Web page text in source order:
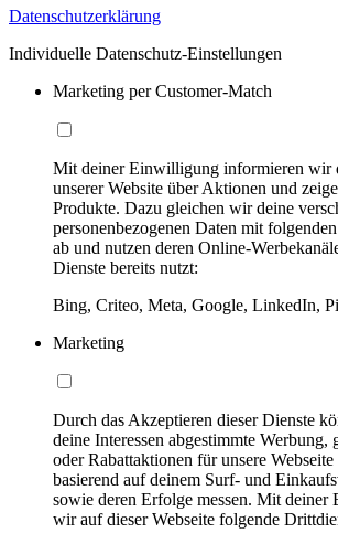
Datenschutzerklärung
Individuelle Datenschutz-Einstellungen
Marketing per Customer-Match
Mit deiner Einwilligung informieren wir
unserer Website über Aktionen und
Produkte. Dazu gleichen wir deine
personenbezogenen Daten mit
ab und nutzen deren Online-
Dienste bereits nutzt:
Bing, Criteo, Meta, Google, LinkedIn,
Marketing
Durch das Akzeptieren dieser Dienste
deine Interessen abgestimmte Werbung,
oder Rabattaktionen für unsere
basierend auf deinem Surf- und
sowie deren Erfolge messen. Mit deiner
wir auf dieser Webseite folgende